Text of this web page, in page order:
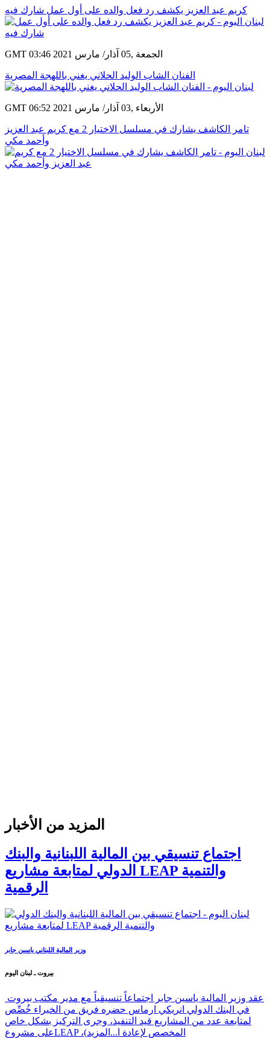
كريم عبد العزيز يكشف رد فعل والده على أول عمل شارك فيه
GMT 03:46 2021 الجمعة ,05 آذار/ مارس
الفنان الشاب الوليد الحلاني يغني باللهجة المصرية
GMT 06:52 2021 الأربعاء ,03 آذار/ مارس
تامر الكاشف يشارك في مسلسل الاختيار 2 مع كريم عبد العزيز
وأحمد مكي
المزيد من الأخبار
اجتماع تنسيقي بين المالية اللبنانية والبنك
الدولي لمتابعة مشاريع LEAP والتنمية
الرقمية
وزير المالية اللبناني ياسين جابر
بيروت ـ لبنان اليوم
في البنك الدولي انريكي ارماس حضره فريق من الخبراء خُصِّص
لمتابعة عدد من المشاريع قيد التنفيذ، وجرى التركيز بشكل خاص
على مشروعLEAP ،(المخصص لإعادة ا... المزيد